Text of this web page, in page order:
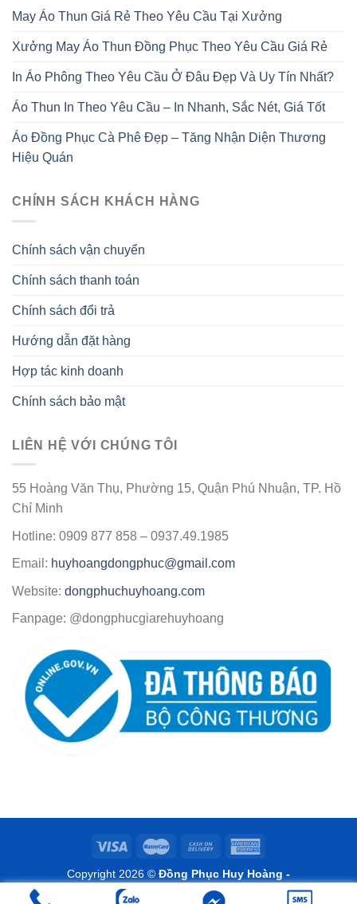
May Áo Thun Giá Rẻ Theo Yêu Cầu Tại Xưởng
Xưởng May Áo Thun Đồng Phục Theo Yêu Cầu Giá Rẻ
In Áo Phông Theo Yêu Cầu Ở Đâu Đẹp Và Uy Tín Nhất?
Áo Thun In Theo Yêu Cầu – In Nhanh, Sắc Nét, Giá Tốt
Áo Đồng Phục Cà Phê Đẹp – Tăng Nhận Diện Thương
Hiệu Quán
CHÍNH SÁCH KHÁCH HÀNG
Chính sách vận chuyển
Chính sách thanh toán
Chính sách đổi trả
Hướng dẫn đặt hàng
Hợp tác kinh doanh
Chính sách bảo mật
LIÊN HỆ VỚI CHÚNG TÔI
55 Hoàng Văn Thụ, Phường 15, Quận Phú Nhuận, TP. Hồ
Chí Minh
Hotline: 0909 877 858 – 0937.49.1985
Email: huyhoangdongphuc@gmail.com
Website: dongphuchuyhoang.com
Fanpage: @dongphucgiarehuyhoang
Copyright 2026 © Đồng Phục Huy Hoàng -
www.dongphuchuyhoang.com